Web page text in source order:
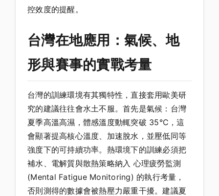
控效度的提醒。
台灣在地應用：氣候、地
形與賽事的實戰考量
台灣的訓練環境有其獨特性，直接套用歐美研
究的建議往往會水土不服。首先是氣候：台灣
夏季高溫高濕，體感溫度動輒突破 35°C，這
會顯著提高核心溫度、加速脫水，並壓低同等
強度下的可持續功率。熱環境下的訓練必須把
補水、電解質與散熱策略納入 心理疲勞監測
(Mental Fatigue Monitoring) 的執行考量，
否則測得的數據會被熱壓力嚴重干擾。建議夏